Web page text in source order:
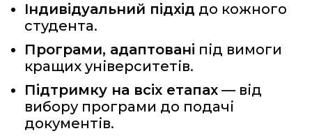
Індивідуальний підхід до кожного
студента.
Програми, адаптовані під вимоги
кращих університетів.
Підтримку на всіх етапах — від
вибору програми до подачі
документів.